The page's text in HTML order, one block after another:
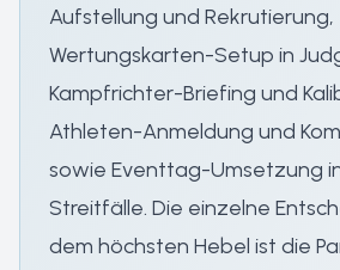
Aufstellung und Rekrutierung,
Wertungskarten-Setup in
Kampfrichter-Briefing und
Athleten-Anmeldung und
sowie Eventtag-Umsetzung
Streitfälle. Die einzelne
dem höchsten Hebel ist die